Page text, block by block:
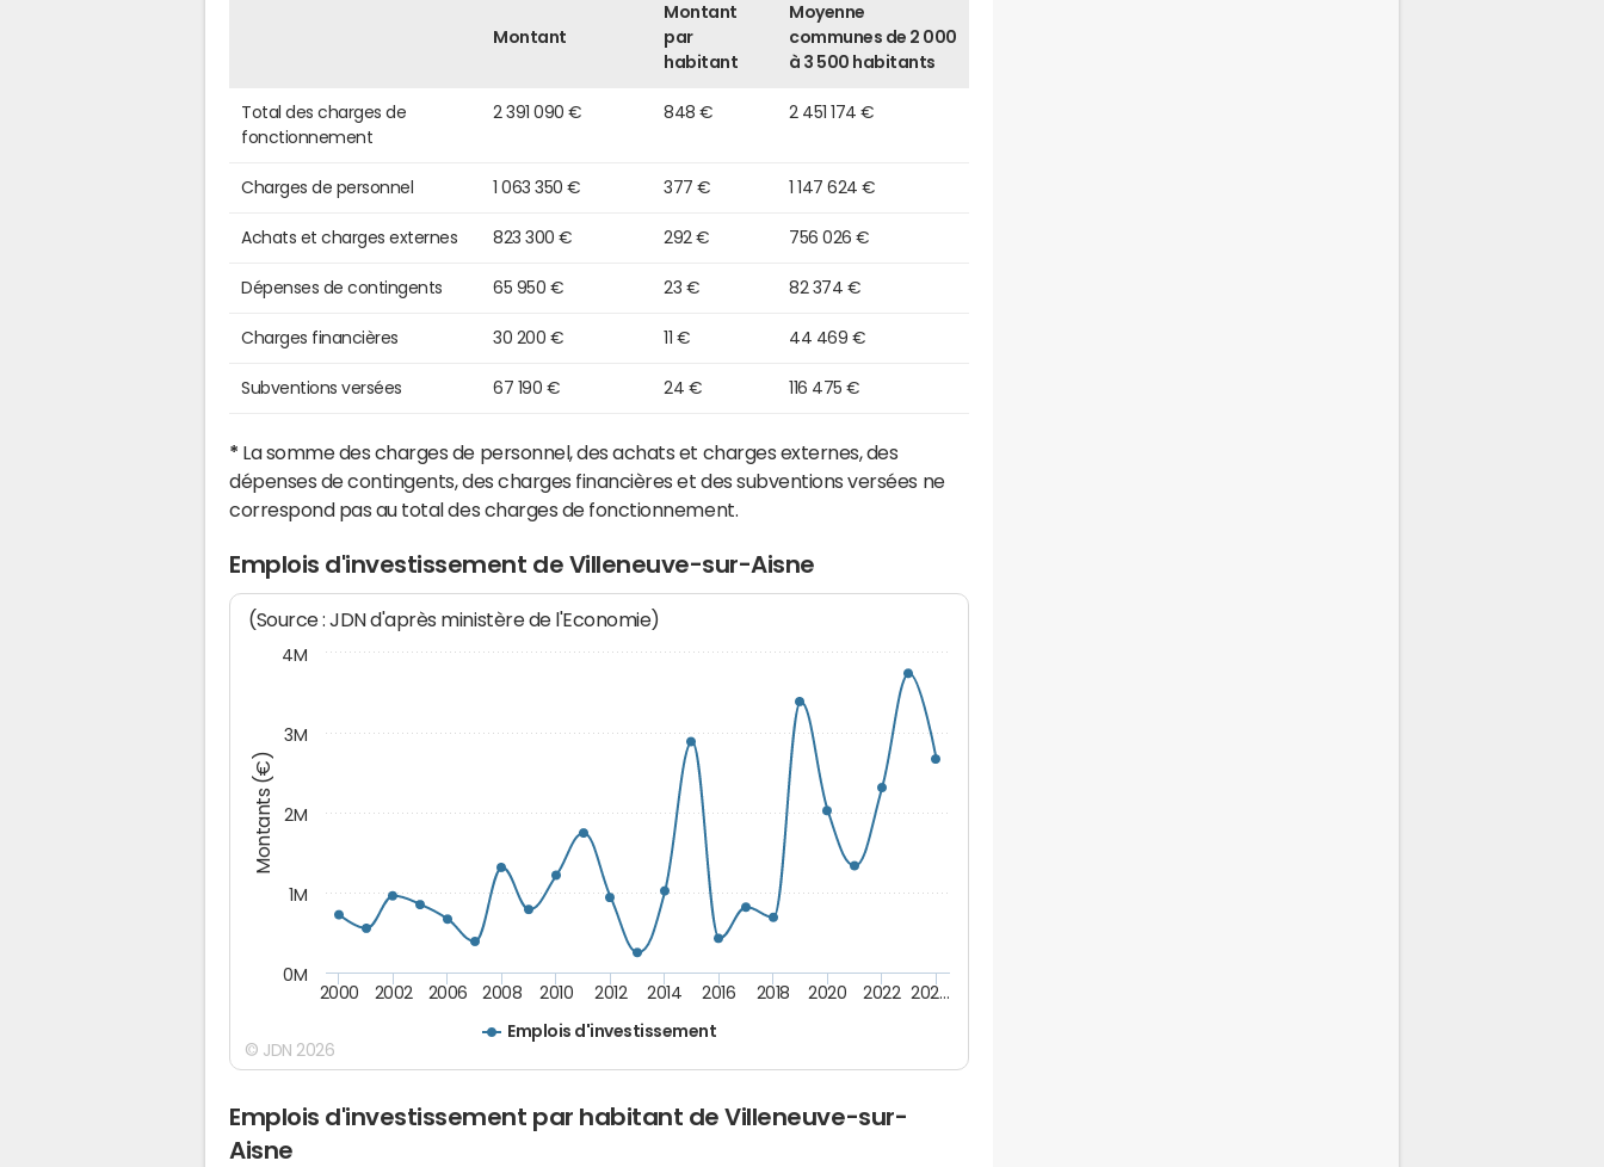
Montant
Montant
par
habitant
Moyenne
communes de 2 000
à 3 500 habitants
Total des charges de
fonctionnement
2 391 090 € 848 € 2 451 174 €
Charges de personnel 1 063 350 € 377 € 1 147 624 €
Achats et charges externes 823 300 € 292 € 756 026 €
Dépenses de contingents 65 950 € 23 € 82 374 €
Charges financières 30 200 € 11 € 44 469 €
Subventions versées 67 190 € 24 € 116 475 €
* La somme des charges de personnel, des achats et charges externes, des
dépenses de contingents, des charges financières et des subventions versées ne
correspond pas au total des charges de fonctionnement.
Emplois d'investissement de Villeneuve-sur-Aisne
Montants (€)
(Source : JDN d'après ministère de l'Economie)
Emplois d'investissement
2000 2002 2006 2008 2010 2012 2014 2016 2018 2020 2022 202…
0M
1M
2M
3M
4M
© JDN 2026
Emplois d'investissement par habitant de Villeneuve-sur-
Aisne